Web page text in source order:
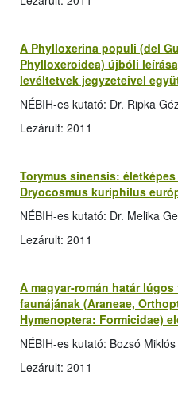
A Phylloxerina populi (del
Phylloxeroidea) újbóli
levéltetvek jegyzeteivel
NÉBIH-es kutató: Dr. Ripka
Lezárult: 2011
Torymus sinensis:
Dryocosmus kuriphilus
NÉBIH-es kutató: Dr. Melika
Lezárult: 2011
A magyar-román határ
faunájának (Araneae,
Hymenoptera: Formicidae)
NÉBIH-es kutató: Bozsó Miklós
Lezárult: 2011